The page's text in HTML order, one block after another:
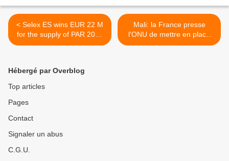
< Selex ES wins EUR 22 M
for the supply of PAR 2090
CF to French AF
Mali: la France presse
l'ONU de mettre en place
une force de maintien de la
Hébergé par Overblog
Top articles
Pages
Contact
Signaler un abus
C.G.U.